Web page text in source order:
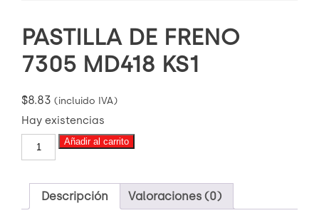
PASTILLA DE FRENO
7305 MD418 KS1
$8.83 (incluido IVA)
Hay existencias
PASTILLA
7305
MD418
KS1
Añadir al carrito
Descripción Valoraciones (0)